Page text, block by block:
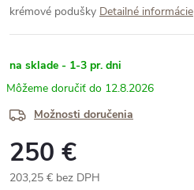
krémové podušky Detailné informácie
na sklade - 1-3 pr. dni
12.8.2026
Možnosti doručenia
250 €
203,25 € bez DPH